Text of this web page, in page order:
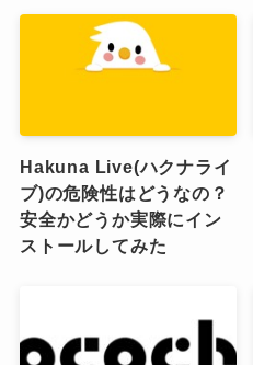
Hakuna Live(ハクナライ
ブ)の危険性はどうなの？
安全かどうか実際にイン
ストールしてみた